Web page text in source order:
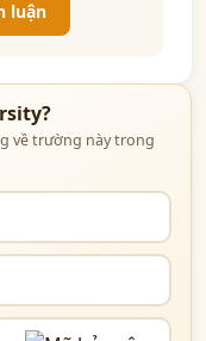
luận
về trường này trong